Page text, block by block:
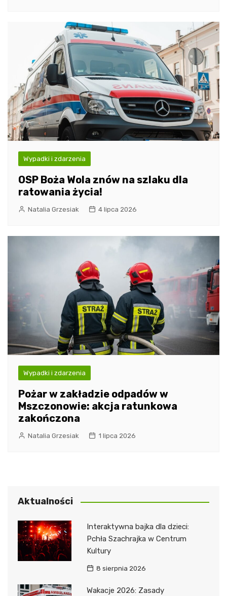
Wypadki i zdarzenia
OSP Boża Wola znów na szlaku dla
ratowania życia!
Natalia Grzesiak 4 lipca 2026
Wypadki i zdarzenia
Pożar w zakładzie odpadów w
Mszczonowie: akcja ratunkowa
zakończona
Natalia Grzesiak 1 lipca 2026
Aktualności
Interaktywna bajka dla dzieci:
Pchła Szachrajka w Centrum
Kultury
8 sierpnia 2026
Wakacje 2026: Zasady